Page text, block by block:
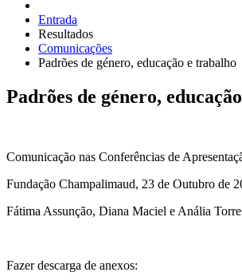
Entrada
Resultados
Comunicações
Padrões de género, educação e trabalho
Padrões de género,
Comunicação nas Conferências de
Fundação Champalimaud, 23 de Outubro de
Fátima Assunção, Diana Maciel e Anália
Fazer descarga de anexos: